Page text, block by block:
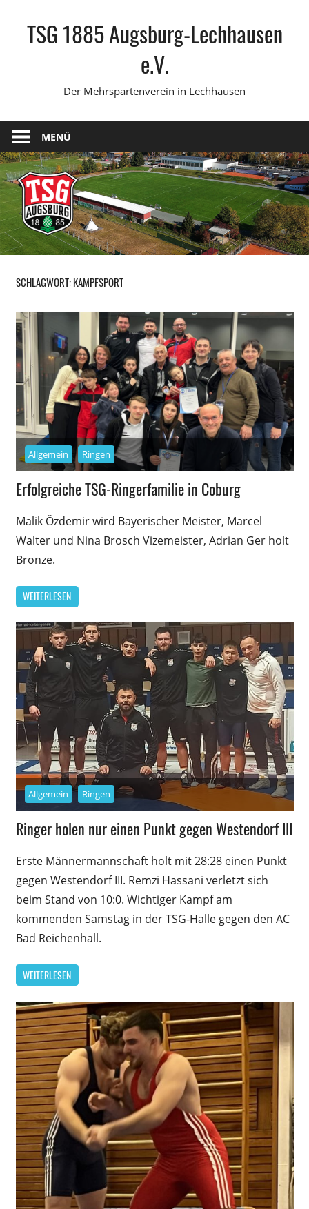
springenTSG 1885 Augsburg-Lechhausen
e.V.
Der Mehrspartenverein in Lechhausen
MENÜ
SCHLAGWORT:KAMPFSPORT
Allgemein Ringen
Erfolgreiche TSG-Ringerfamilie in Coburg
Malik Özdemir wird Bayerischer Meister, Marcel
Walter und Nina Brosch Vizemeister, Adrian Ger holt
Bronze.
WEITERLESEN
Allgemein Ringen
Ringer holen nur einen Punkt gegen Westendorf III
Erste Männermannschaft holt mit 28:28 einen Punkt
gegen Westendorf III. Remzi Hassani verletzt sich
beim Stand von 10:0. Wichtiger Kampf am
kommenden Samstag in der TSG-Halle gegen den AC
Bad Reichenhall.
WEITERLESEN